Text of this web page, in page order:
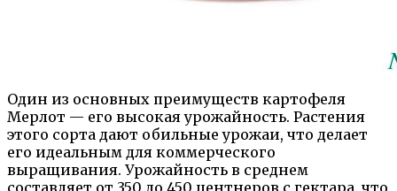
Один из основных преимуществ картофеля
Мерлот — его высокая урожайность. Растения
этого сорта дают обильные урожаи, что делает
его идеальным для коммерческого
выращивания. Урожайность в среднем
составляет от 350 до 450 центнеров с гектара, что